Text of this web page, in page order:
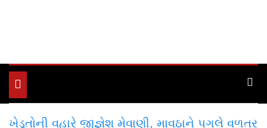
Toggle
navigation
ખેડૂતોની વહારે જીજ્ઞેશ મેવાણી, માવઠાને પગલે વળતર